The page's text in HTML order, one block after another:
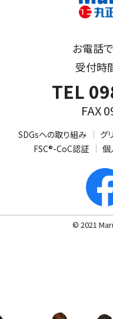
お電話
受付時
TEL
FAX
SDGsへの取り組み
グ
FSC®-CoC認証
個
© 2021